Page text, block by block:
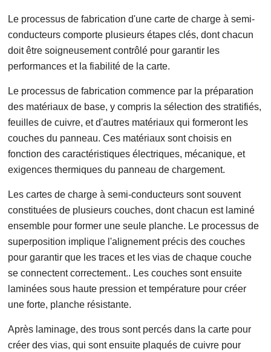
Le processus de fabrication d'une carte de charge à semi-
conducteurs comporte plusieurs étapes clés, dont chacun
doit être soigneusement contrôlé pour garantir les
performances et la fiabilité de la carte.
Le processus de fabrication commence par la préparation
des matériaux de base, y compris la sélection des stratifiés,
feuilles de cuivre, et d'autres matériaux qui formeront les
couches du panneau. Ces matériaux sont choisis en
fonction des caractéristiques électriques, mécanique, et
exigences thermiques du panneau de chargement.
Les cartes de charge à semi-conducteurs sont souvent
constituées de plusieurs couches, dont chacun est laminé
ensemble pour former une seule planche. Le processus de
superposition implique l'alignement précis des couches
pour garantir que les traces et les vias de chaque couche
se connectent correctement.. Les couches sont ensuite
laminées sous haute pression et température pour créer
une forte, planche résistante.
Après laminage, des trous sont percés dans la carte pour
créer des vias, qui sont ensuite plaqués de cuivre pour